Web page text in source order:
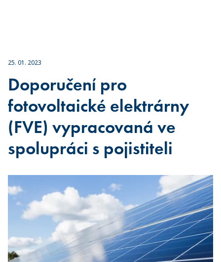
25. 01. 2023
Doporučení pro
fotovoltaické elektrárny
(FVE) vypracovaná ve
spolupráci s pojistiteli